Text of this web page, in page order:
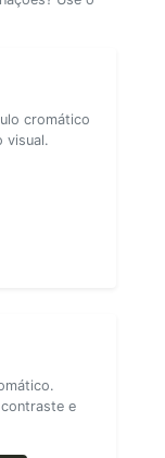
cromático
visual.
e